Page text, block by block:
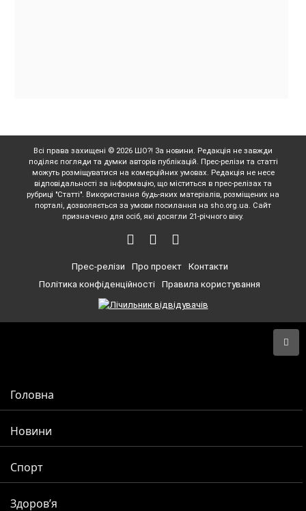
Всі права захищені © 2026 ШО?! За новини. Редакція не завжди
поділяє погляди та думки авторів публікацій. Прес-релізи та статті
можуть розміщуватися на комерційних умовах. Редакція не несе
відповідальності за інформацію, що міститься в прес-релізах та
рубриці "Статті". Використання будь-яких матеріалів, розміщених на
порталі, дозволяється за умови посилання на sho.org.ua. Сайт
призначено для осіб, які досягли 21-річного віку.
Прес-релізи Про проект
Контакти
Політика конфіденційності
Правила користування
Головна
Новини
Спорт
Здоров’я